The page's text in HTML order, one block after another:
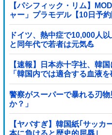
【パシフィック・リム】
ャー」プラモデル【10日予約
ドイツ、熱中症で10,000人
と同年代で若者は元気💪
【速報】日本赤十字社、韓
「韓国内では適合する血液
で4回目
警察がスーパーで暴れる刃
か？」
【ヤバすぎ】韓国紙｢サッカ